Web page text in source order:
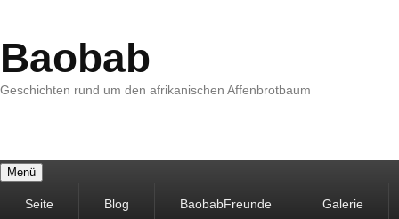
Baobab
Geschichten rund um den afrikanischen Affenbrotbaum
Menü
MenüSeite Blog BaobabFreunde Galerie